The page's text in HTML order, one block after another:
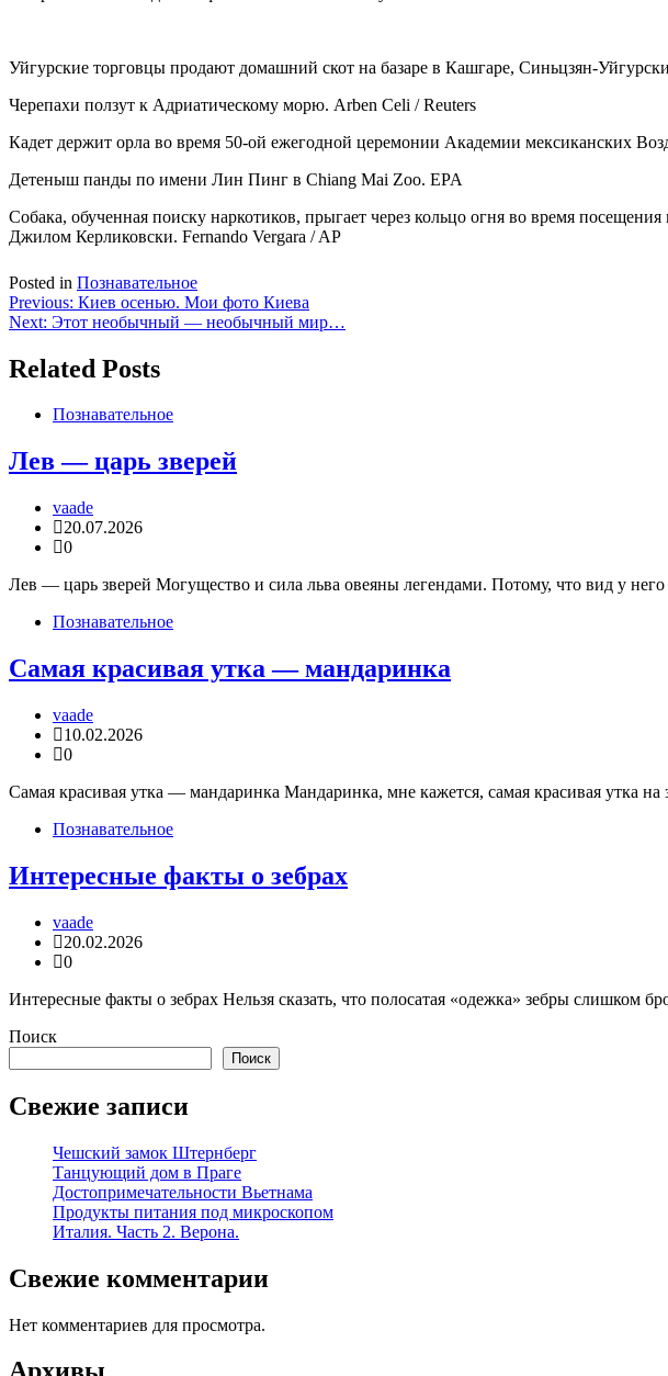
Уйгурские торговцы продают домашний скот на базаре в Кашгаре, Синьцзян-
Черепахи ползут к Адриатическому морю. Arben Celi / Reuters
Кадет держит орла во время 50-ой ежегодной церемонии Академии мексиканских
Детеныш панды по имени Лин Пинг в Chiang Mai Zoo. EPA
Собака, обученная поиску наркотиков, прыгает через кольцо огня во время
Джилом Керликовски. Fernando Vergara / AP
Posted in Познавательное
Навигация
по
записям
Previous: Киев осенью. Мои фото Киева
Next: Этот необычный — необычный мир…
Related Posts
Познавательное
Лев — царь зверей
vaade
20.07.2026
0
Лев — царь зверей Могущество и сила льва овеяны легендами. Потому, что вид у
Познавательное
Самая красивая утка — мандаринка
vaade
10.02.2026
0
Самая красивая утка — мандаринка Мандаринка, мне кажется, самая красивая утка
Познавательное
Интересные факты о зебрах
vaade
20.02.2026
0
Интересные факты о зебрах Нельзя сказать, что полосатая «одежка» зебры слишком
Поиск
Поиск
Свежие записи
Чешский замок Штернберг
Танцующий дом в Праге
Достопримечательности Вьетнама
Продукты питания под микроскопом
Италия. Часть 2. Верона.
Свежие комментарии
Нет комментариев для просмотра.